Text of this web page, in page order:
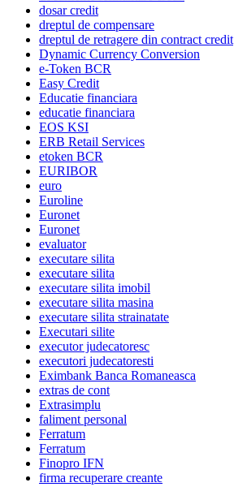
dosar credit
dreptul de compensare
dreptul de retragere din contract credit
Dynamic Currency Conversion
e-Token BCR
Easy Credit
Educatie financiara
educatie financiara
EOS KSI
ERB Retail Services
etoken BCR
EURIBOR
euro
Euroline
Euronet
Euronet
evaluator
executare silita
executare silita
executare silita imobil
executare silita masina
executare silita strainatate
Executari silite
executor judecatoresc
executori judecatoresti
Eximbank Banca Romaneasca
extras de cont
Extrasimplu
faliment personal
Ferratum
Ferratum
Finopro IFN
firma recuperare creante